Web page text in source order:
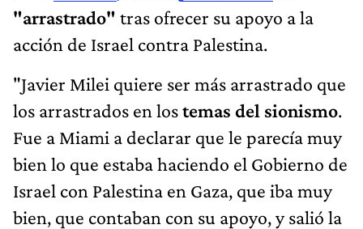
"arrastrado" tras ofrecer su apoyo a la
acción de Israel contra Palestina.
"Javier Milei quiere ser más arrastrado que
los arrastrados en lostemas del sionismo.
Fue a Miami a declarar que le parecía muy
bien lo que estaba haciendo el Gobierno de
Israel con Palestina en Gaza, que iba muy
bien, que contaban con su apoyo, y salió la